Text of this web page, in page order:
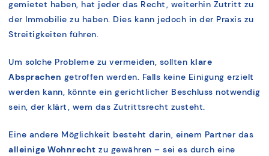
gemietet haben, hat jeder das Recht, weiterhin Zutritt zu
der Immobilie zu haben. Dies kann jedoch in der Praxis zu
Streitigkeiten führen.
Um solche Probleme zu vermeiden, sollten klare
Absprachen getroffen werden. Falls keine Einigung erzielt
werden kann, könnte ein gerichtlicher Beschluss notwendig
sein, der klärt, wem das Zutrittsrecht zusteht.
Eine andere Möglichkeit besteht darin, einem Partner das
alleinige Wohnrecht zu gewähren – sei es durch eine